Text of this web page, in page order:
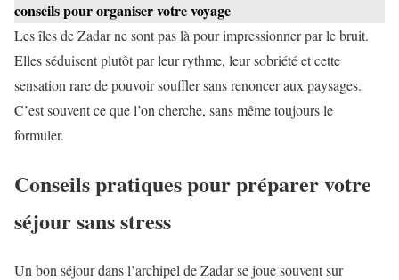
conseils pour organiser votre voyage
Les îles de Zadar ne sont pas là pour impressionner par le bruit.
Elles séduisent plutôt par leur rythme, leur sobriété et cette
sensation rare de pouvoir souffler sans renoncer aux paysages.
C’est souvent ce que l’on cherche, sans même toujours le
formuler.
Conseils pratiques pour préparer votre
séjour sans stress
Un bon séjour dans l’archipel de Zadar se joue souvent sur